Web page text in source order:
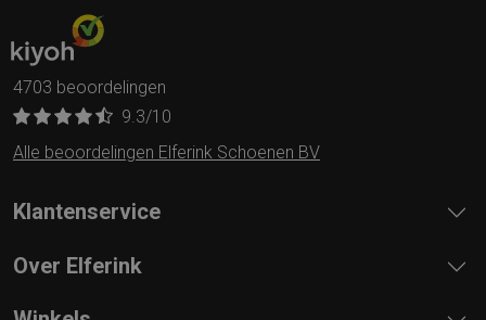
4703 beoordelingen
9.3/10
Alle beoordelingen Elferink Schoenen BV
Klantenservice
Over Elferink